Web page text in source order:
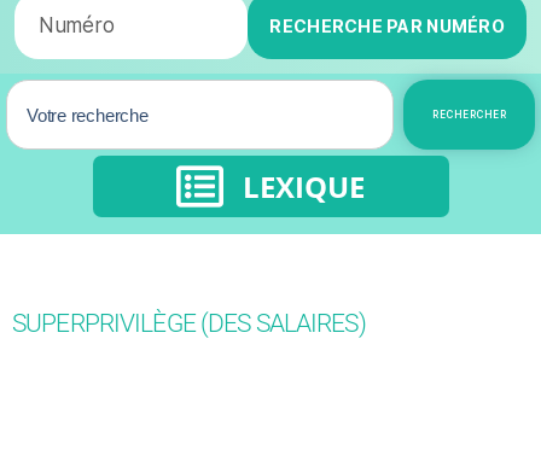
RECHERCHE PAR NUMÉRO
RECHERCHER
LEXIQUE
SUPERPRIVILÈGE (DES SALAIRES)